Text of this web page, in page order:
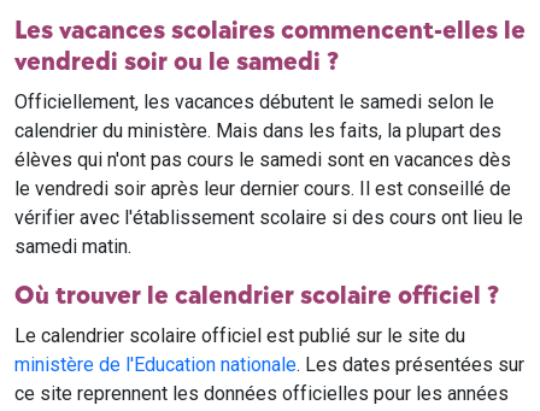
Les vacances scolaires commencent-elles le
vendredi soir ou le samedi ?
Officiellement, les vacances débutent le samedi selon le
calendrier du ministère. Mais dans les faits, la plupart des
élèves qui n'ont pas cours le samedi sont en vacances dès
le vendredi soir après leur dernier cours. Il est conseillé de
vérifier avec l'établissement scolaire si des cours ont lieu le
samedi matin.
Où trouver le calendrier scolaire officiel ?
Le calendrier scolaire officiel est publié sur le site du
ministère de l'Education nationale. Les dates présentées sur
ce site reprennent les données officielles pour les années